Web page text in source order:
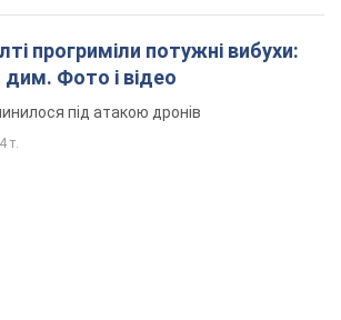
прогриміли потужні вибухи:
Фото і відео
під атакою дронів
т.